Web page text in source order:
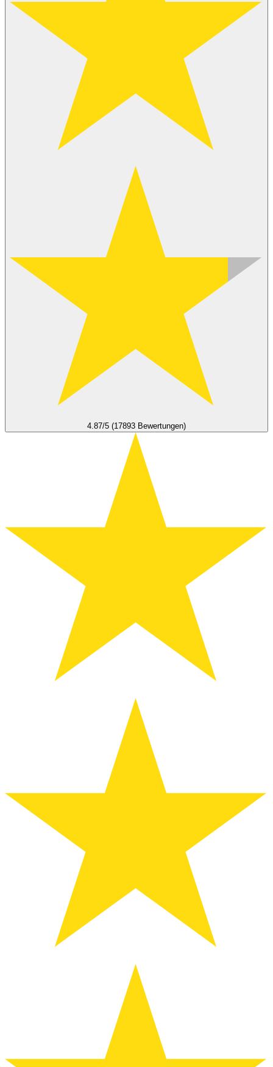
4.87/5 (17893 Bewertungen)